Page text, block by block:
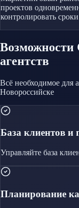
проектов
контролировать
Возможности
агентств
Всё необходимое для
Новороссийске
База клиентов и
Управляйте база
Планирование